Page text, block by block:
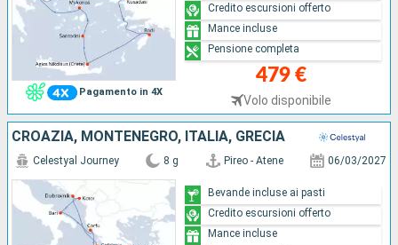
Pagamento in 4X
479 €
Volo disponibile
Credito escursioni offerto
Mance incluse
Pensione completa
CROAZIA, MONTENEGRO, ITALIA, GRECIA
Celestyal Journey 8 g Pireo - Atene 06/03/2027
Bevande incluse ai pasti
Credito escursioni offerto
Mance incluse